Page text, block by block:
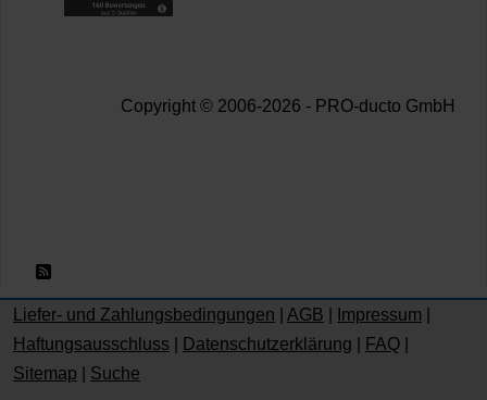
Copyright © 2006-2026 - PRO-ducto GmbH
Liefer- und Zahlungsbedingungen AGB Impressum
Haftungsausschluss
Datenschutzerklärung FAQ
Sitemap
Suche